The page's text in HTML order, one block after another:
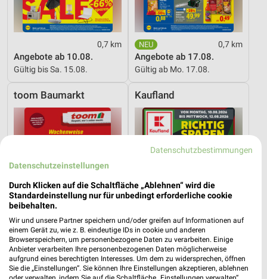
0,7 km
Angebote ab 10.08.
Gültig bis Sa. 15.08.
0,7 km
Angebote ab 17.08.
Gültig ab Mo. 17.08.
toom Baumarkt
2,8 km
Kaufland
1,9 km
Datenschutzbestimmungen
Datenschutzeinstellungen
Durch Klicken auf die Schaltfläche „Ablehnen“ wird die
Standardeinstellung nur für unbedingt erforderliche cookie
beibehalten.
Wir und unsere Partner speichern und/oder greifen auf Informationen auf
einem Gerät zu, wie z. B. eindeutige IDs in cookie und anderen
Browserspeichern, um personenbezogene Daten zu verarbeiten. Einige
Anbieter verarbeiten Ihre personenbezogenen Daten möglicherweise
aufgrund eines berechtigten Interesses. Um dem zu widersprechen, öffnen
Sie die „Einstellungen“. Sie können Ihre Einstellungen akzeptieren, ablehnen